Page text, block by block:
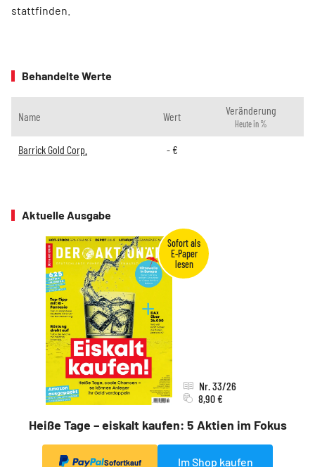
stattfinden.
Behandelte Werte
Name Wert Veränderung
Heute in %
Barrick Gold Corp. -€
Aktuelle Ausgabe
Heiße Tage – eiskalt kaufen: 5 Aktien im Fokus
Nr. 33/26
8,90 €
Sofortkauf Im Shop kaufen